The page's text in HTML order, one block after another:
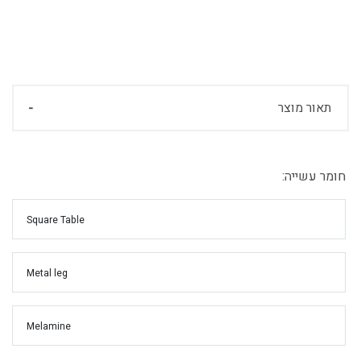
תאור מוצר
חומר עשייה:
Square Table
Metal leg
Melamine